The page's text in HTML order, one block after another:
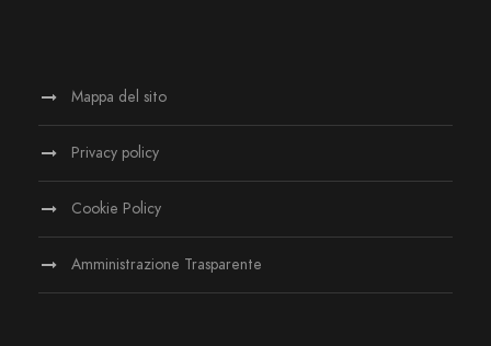
Mappa del sito
Privacy policy
Cookie Policy
Amministrazione Trasparente